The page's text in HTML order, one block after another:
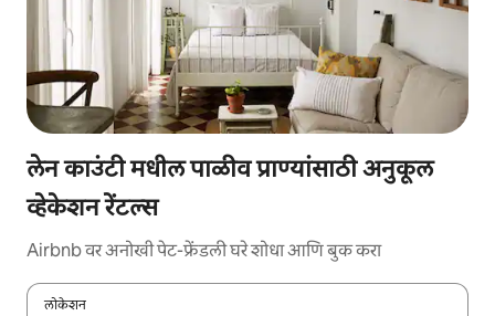
लेन काउंटी मधील पाळीव प्राण्यांसाठी अनुकूल
व्हेकेशन रेंटल्स
Airbnb वर अनोखी पेट-फ्रेंडली घरे शोधा आणि बुक करा
लोकेशन